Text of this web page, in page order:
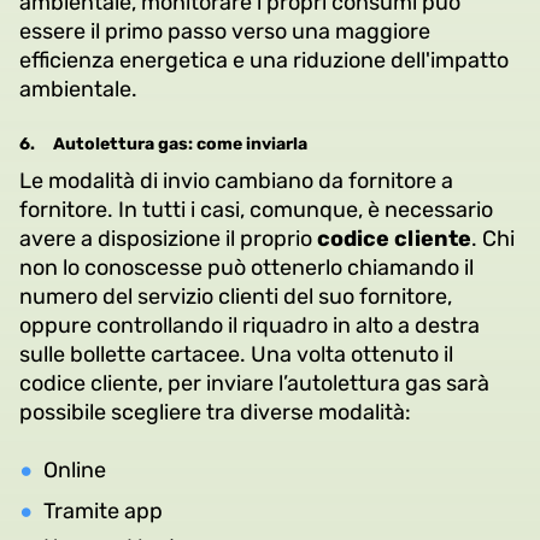
essere il primo passo verso una maggiore
efficienza energetica e una riduzione dell'impatto
ambientale.
6. Autolettura gas: come inviarla
Le modalità di invio cambiano da fornitore a
fornitore. In tutti i casi, comunque, è necessario
avere a disposizione il propriocodice cliente. Chi
non lo conoscesse può ottenerlo chiamando il
numero del servizio clienti del suo fornitore,
oppure controllando il riquadro in alto a destra
sulle bollette cartacee. Una volta ottenuto il
codice cliente, per inviare l’autolettura gas sarà
possibile scegliere tra diverse modalità:
Online
Tramite app